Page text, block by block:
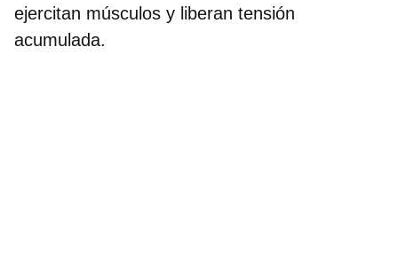
ejercitan músculos y liberan tensión
acumulada.